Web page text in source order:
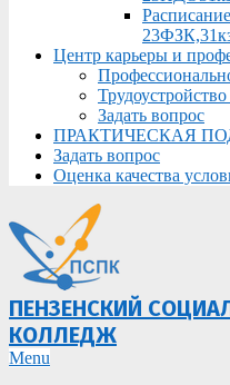
Центр карьеры и
Задать вопрос
ПРАКТИЧЕСКАЯ
Задать вопрос
Оценка качества
ПЕНЗЕНСКИЙ
КОЛЛЕДЖ
Primary
Menu